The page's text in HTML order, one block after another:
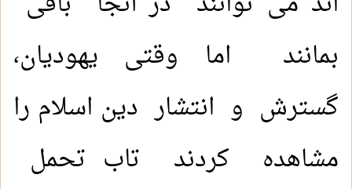
بمانند اما وقتی یهودیان،
گسترش و انتشار دین اسلام را
مشاهده کردند تاب تحمل